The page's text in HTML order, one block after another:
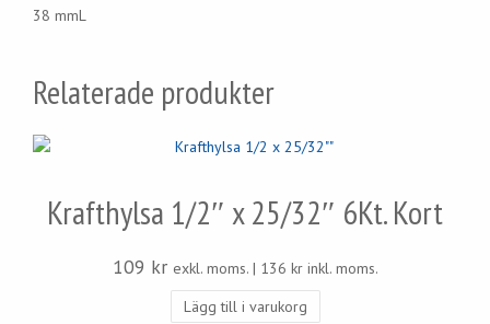
38 mmL
Relaterade produkter
Krafthylsa 1/2″ x 25/32″ 6Kt. Kort
109 kr exkl. moms. | 136 krinkl. moms.
Lägg till i varukorg